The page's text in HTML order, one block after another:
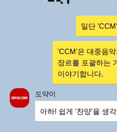
일단
'CCM'은 대중음
장르를 포괄하는
이야기합니다.
도약이
아하! 쉽게 '찬양'을 생